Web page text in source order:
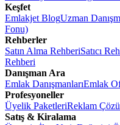
Keşfet
Emlakjet BlogUzman
Fonu)
Rehberler
Satın Alma RehberiSatıcı
Rehberi
Danışman Ara
Emlak DanışmanlarıEmlak
Profesyoneller
Üyelik PaketleriReklam
Satış & Kiralama